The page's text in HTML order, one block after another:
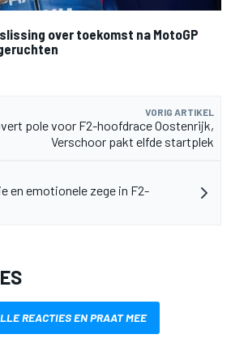
over toekomst na MotoGP
VORIG ARTIKEL
pole voor F2-hoofdrace Oostenrijk,
Verschoor pakt elfde startplek
en emotionele zege in F2-
REACTIES EN PRAAT MEE